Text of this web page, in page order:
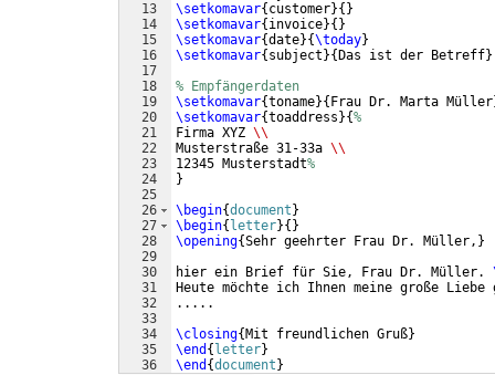
13
14
15
16
17
18
19
20
21
22
23
24
25
26
27
28
29
30
31
32
33
34
35
36
\setkomavar{ customer}{ }
\setkomavar{ invoice}{ }
\setkomavar{date}{\today}
\setkomavar{ subject }{ Das ist der Betreff}
% Empfängerdaten
\setkomavar{toname}{ Frau Dr. Marta Müller
\setkomavar{toaddress }{%
Firma XYZ \\
Musterstraße 31-33a \\
12345 Musterstadt%
}
\begin{document }
\begin{ letter}{ }
\opening{Sehr geehrter Frau Dr. Müller, }
hier ein Brief für Sie, Frau Dr. Müller.
Heute möchte ich Ihnen meine große
.....
\closing{ Mit freundlichen Gruß}
\end { letter}
\end {document }